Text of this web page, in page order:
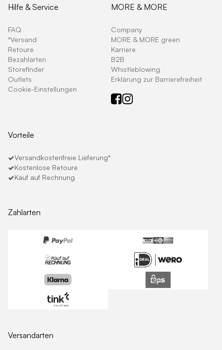
Hilfe & Service
FAQ
*Versand
Retoure
Bezahlarten
Storefinder
Outlets
Cookie-Einstellungen
MORE & MORE
Company
MORE & MORE green
Karriere
B2B
Whistleblowing
Erklärung zur Barrierefreiheit
Vorteile
Versandkostenfreie Lieferung*
Kostenlose Retoure
Kauf auf Rechnung
Zahlarten
Versandarten